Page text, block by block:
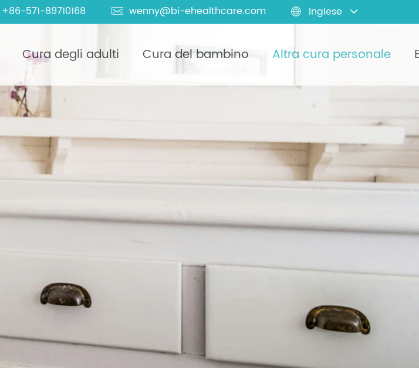
+86-571-89710168  wenny@bi-ehealthcare.com  Inglese
Cura degli adulti Cura del bambino Altra cura personale